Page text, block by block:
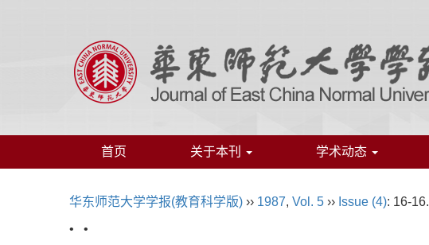
首页 关于本刊 学术动态
华东师范大学学报(教育科学版) ›› 1987, Vol. 5 ›› Issue (4): 16-16.
• •